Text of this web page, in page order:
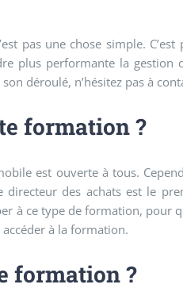
pas une chose simple.
plus performante la
déroulé, n’hésitez pas à
formation ?
est ouverte à tous.
des achats est le
à ce type de formation, pour
à la formation.
formation ?